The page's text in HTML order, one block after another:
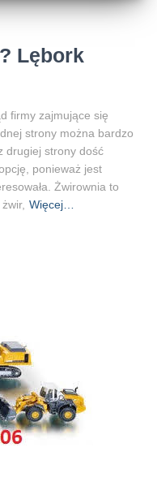
Lębork
firmy zajmujące się
strony można bardzo
drugiej strony dość
ponieważ jest
Żwirownia to
Więcej…